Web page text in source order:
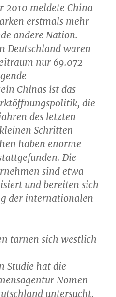
2010 meldete China
erstmals mehr
andere Nation.
Deutschland waren
nur 69.072
Chinas ist das
die
des letzten
Schritten
haben enorme
Die
sind etwa
und bereiten sich
der internationalen
tarnen sich westlich
Studie hat die
Nomen
untersucht,